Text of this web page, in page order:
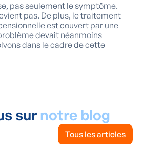
pas seulement le symptôme.
pas. De plus, le traitement
est couvert par une
devait néanmoins
dans le cadre de cette
surnotre blog
Tous les articles